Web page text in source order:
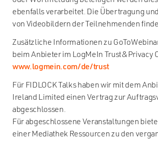
ebenfalls verarbeitet. Die Übertragung
von Videobildern der Teilnehmenden
Zusätzliche Informationen zu
beim Anbieter im LogMeIn Trust&Privacy
www.logmein.com/de/trust
Für FIDLOCK Talks haben wir mit dem
Ireland Limited einen Vertrag zur
abgeschlossen.
Für abgeschlossene Veranstaltungen
einer Mediathek Ressourcen zu den